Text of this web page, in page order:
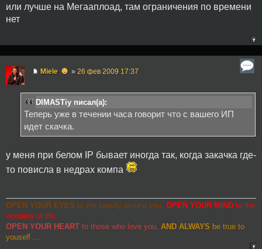
или лучше на Мегааплоад, там ограничения по времени
нет
Miele ☻ » 26 фев 2009 17:37
DIMASTiy писал(а):
Теперь уже в течении часа говорит что с вашего ИП
идет скачка.
у меня при белом IP бывает иногда так, когда закачка где-
то повисла в недрах компа
OPEN YOUR EYES to the beauty around you, OPEN YOUR MIND to the
wonders of life,
OPEN YOUR HEART to those who love you, AND ALWAYS be true to
youself ...